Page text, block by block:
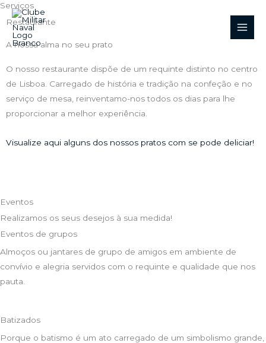
Skip
to
content
Serviços
Restaurante
A nossa alma no seu prato
O nosso restaurante dispõe de um requinte distinto no centro
de Lisboa. Carregado de história e tradição na confeção e no
serviço de mesa, reinventamo-nos todos os dias para lhe
proporcionar a melhor experiência.
Visualize aqui alguns dos nossos pratos com se pode deliciar!
Eventos
Realizamos os seus desejos à sua medida!
Eventos de grupos
Almoços ou jantares de grupo de amigos em ambiente de
convívio e alegria servidos com o requinte e qualidade que nos
pauta.
Batizados
Porque o batismo é um ato carregado de um simbolismo grande,